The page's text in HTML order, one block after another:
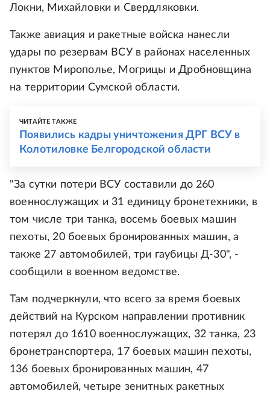
Локни, Михайловки и Свердляковки.
Также авиация и ракетные войска нанесли
удары по резервам ВСУ в районах населенных
пунктов Мирополье, Могрицы и Дробновщина
на территории Сумской области.
ЧИТАЙТЕ ТАКЖЕ
Появились кадры уничтожения ДРГ ВСУ в
Колотиловке Белгородской области
"За сутки потери ВСУ составили до 260
военнослужащих и 31 единицу бронетехники, в
том числе три танка, восемь боевых машин
пехоты, 20 боевых бронированных машин, а
также 27 автомобилей, три гаубицы Д-30", -
сообщили в военном ведомстве.
Там подчеркнули, что всего за время боевых
действий на Курском направлении противник
потерял до 1610 военнослужащих, 32 танка, 23
бронетранспортера, 17 боевых машин пехоты,
136 боевых бронированных машин, 47
автомобилей, четыре зенитных ракетных